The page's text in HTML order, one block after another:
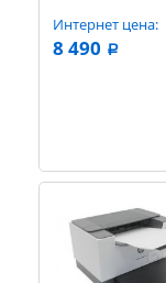
Интернет цена:
8 490 a